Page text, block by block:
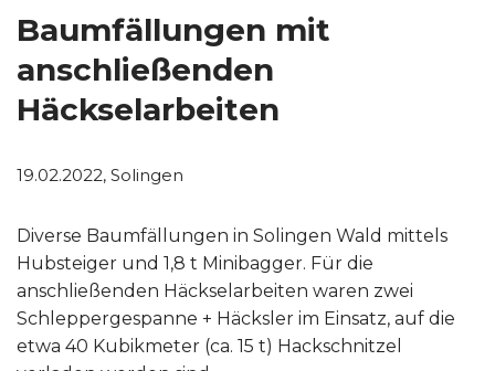
Baumfällungen mit
anschließenden
Häckselarbeiten
19.02.2022, Solingen
Diverse Baumfällungen in Solingen Wald mittels
Hubsteiger und 1,8 t Minibagger. Für die
anschließenden Häckselarbeiten waren zwei
Schleppergespanne + Häcksler im Einsatz, auf die
etwa 40 Kubikmeter (ca. 15 t) Hackschnitzel